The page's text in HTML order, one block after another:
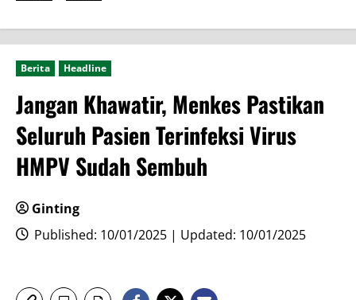
Berita Headline
Jangan Khawatir, Menkes Pastikan
Seluruh Pasien Terinfeksi Virus
HMPV Sudah Sembuh
Ginting
Published: 10/01/2025 | Updated: 10/01/2025